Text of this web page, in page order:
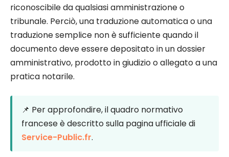
riconoscibile da qualsiasi amministrazione o
tribunale. Perciò, una traduzione automatica o una
traduzione semplice non è sufficiente quando il
documento deve essere depositato in un dossier
amministrativo, prodotto in giudizio o allegato a una
pratica notarile.
📌 Per approfondire, il quadro normativo
francese è descritto sulla pagina ufficiale di
Service-Public.fr.